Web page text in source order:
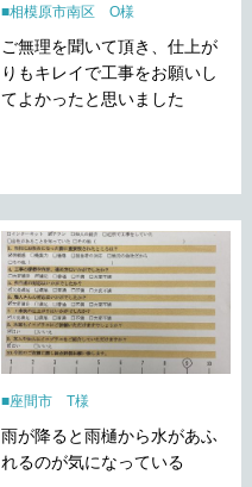
相模原市南区 O様
ご無理を聞いて頂き、仕上が
りもキレイで工事をお願いし
てよかったと思いました
座間市 T様
雨が降ると雨樋から水があふ
れるのが気になっている